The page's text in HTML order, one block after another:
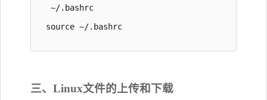
~/.bashrc
source ~/.bashrc
三、Linux文件的上传和下载